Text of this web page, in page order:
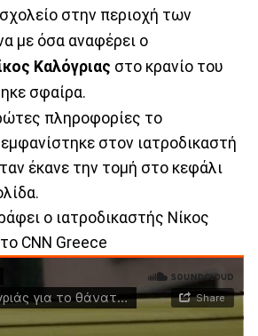
στην περιοχή των
με όσα αναφέρει ο
Καλόγριας στο κρανίο του
σφαίρα.
πληροφορίες το
στον ιατροδικαστή
έκανε την τομή στο κεφάλι
ο ιατροδικαστής Νίκος
CNN Greece